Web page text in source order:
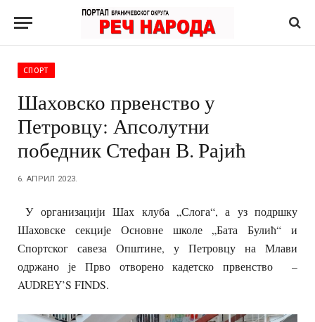
СПОРТ
Шаховско првенство у
Петровцу: Апсолутни
победник Стефан В. Рајић
6. АПРИЛ 2023.
У организацији Шах клуба „Слога“, а уз подршку
Шаховске секције Основне школе „Бата Булић“ и
Спортског савеза Општине, у Петровцу на Млави
одржано је Прво отворено кадетско првенство –
AUDREY’S FINDS.